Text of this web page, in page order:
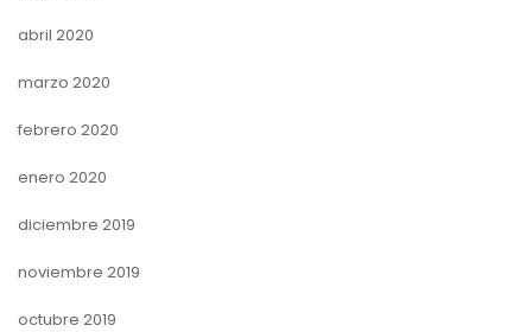
abril 2020
marzo 2020
febrero 2020
enero 2020
diciembre 2019
noviembre 2019
octubre 2019